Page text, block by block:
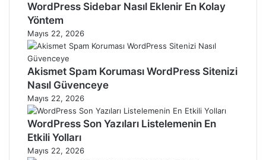
WordPress Sidebar Nasıl Eklenir En Kolay
Yöntem
Mayıs 22, 2026
Akismet Spam Koruması WordPress Sitenizi
Nasıl Güvenceye
Mayıs 22, 2026
WordPress Son Yazıları Listelemenin En
Etkili Yolları
Mayıs 22, 2026